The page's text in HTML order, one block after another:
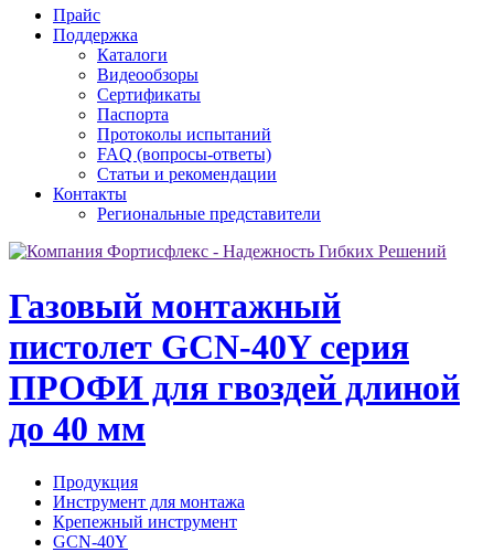
Прайс
Поддержка
Каталоги
Видеообзоры
Сертификаты
Паспорта
Протоколы испытаний
FAQ (вопросы-ответы)
Статьи и рекомендации
Контакты
Региональные представители
Газовый монтажный
пистолет GCN-40Y серия
ПРОФИ для гвоздей длиной
до 40 мм
Продукция
Инструмент для монтажа
Крепежный инструмент
GCN-40Y